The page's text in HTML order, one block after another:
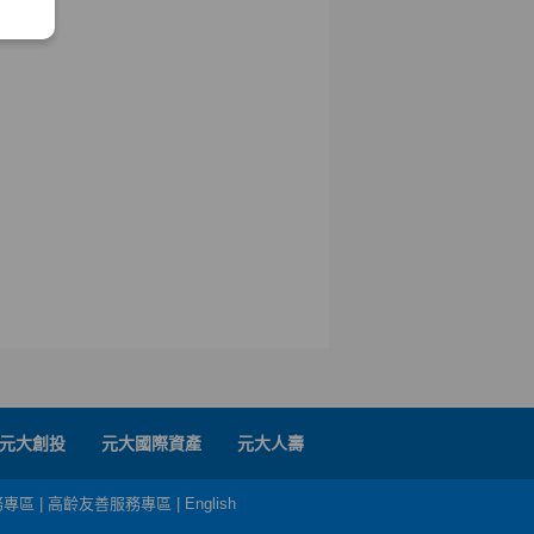
元大創投 元大國際資產 元大人壽
區 高齡友善服務專區 English